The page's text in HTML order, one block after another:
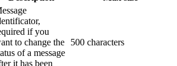
if you
to change the
of a message
it has been
500 characters